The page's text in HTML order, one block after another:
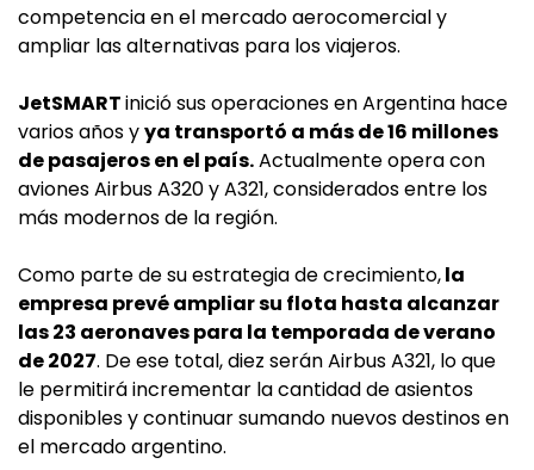
competencia en el mercado aerocomercial y
ampliar las alternativas para los viajeros.
JetSMARTinició sus operaciones en Argentina hace
varios años yya transportó a más de 16 millones
de pasajeros en el país.Actualmente opera con
aviones Airbus A320 y A321, considerados entre los
más modernos de la región.
Como parte de su estrategia de crecimiento,la
empresa prevé ampliar su flota hasta alcanzar
las 23 aeronaves para la temporada de verano
de 2027. De ese total, diez serán Airbus A321, lo que
le permitirá incrementar la cantidad de asientos
disponibles y continuar sumando nuevos destinos en
el mercado argentino.